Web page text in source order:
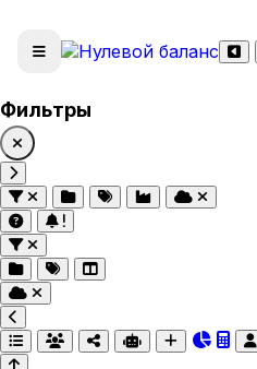
Фильтры